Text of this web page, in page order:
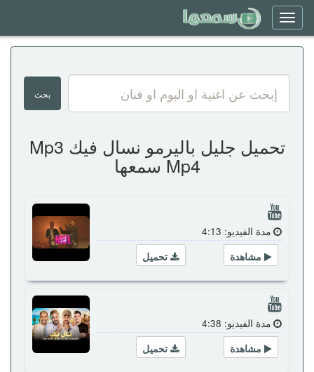
Toggle
navigation
تحميل جليل باليرمو نسال فيك Mp3
Mp4 سمعها
مدة الفيديو: 4:13
تحميل
مشاهدة
مدة الفيديو: 4:38
تحميل
مشاهدة